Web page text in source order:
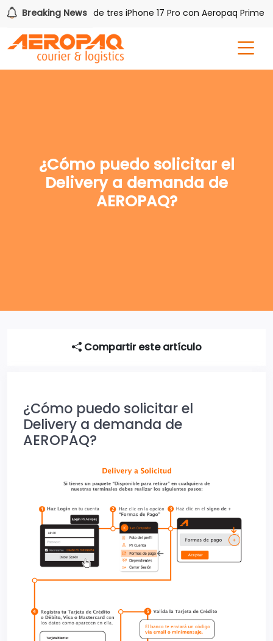
Breaking News
Gana uno de tres iPhone 17 Pro con Aeropaq Prime
¿Cómo puedo solicitar el
Delivery a demanda de
AEROPAQ?
Compartir este artículo
¿Cómo puedo solicitar el
Delivery a demanda de
AEROPAQ?